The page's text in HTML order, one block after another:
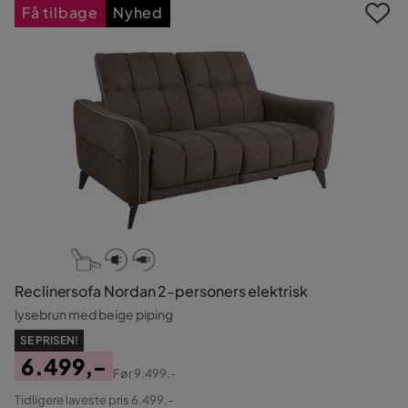
Reclinersofa Nordan 2-personers elektrisk
lysebrun med beige piping
SE PRISEN!
Pris
6.499,-
Original
Før9.499,-
Tidligere laveste pris 6.499,-
Få tilbage Nyhed